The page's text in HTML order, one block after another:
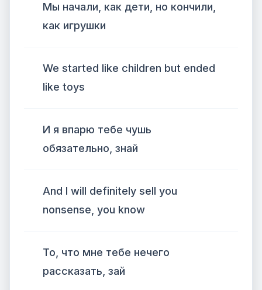
Мы начали, как дети, но кончили,
как игрушки
We started like children but ended
like toys
И я впарю тебе чушь
обязательно, знай
And I will definitely sell you
nonsense, you know
То, что мне тебе нечего
рассказать, зай